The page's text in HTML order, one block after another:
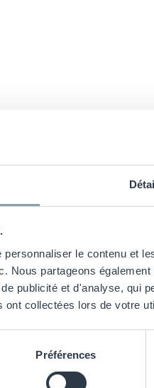
le contenu et
Nous partageons
publicité et d'analyse, qui
ont collectées lors de votre
Préférences
using active
services